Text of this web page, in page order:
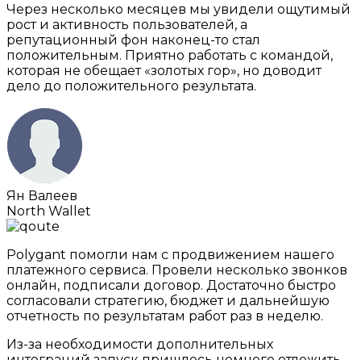
Через несколько месяцев мы увидели ощутимый
рост и активность пользователей, а
репутационный фон наконец-то стал
положительным. Приятно работать с командой,
которая не обещает «золотых гор», но доводит
дело до положительного результата.
Ян Валеев
North Wallet
Polygant помогли нам с продвижением нашего
платежного сервиса. Провели несколько звонков
онлайн, подписали договор. Достаточно быстро
согласовали стратегию, бюджет и дальнейшую
отчетность по результатам работ раз в неделю.
Из-за необходимости дополнительных